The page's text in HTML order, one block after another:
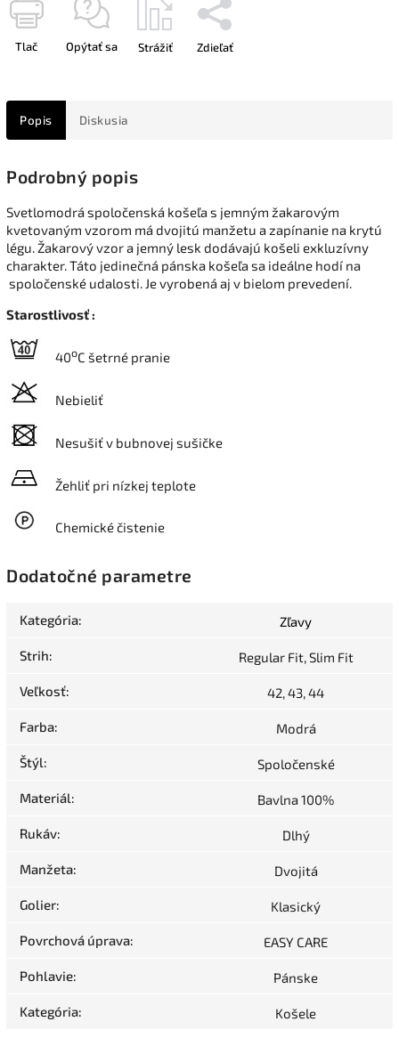
Tlač Opýtať sa Strážiť Zdieľať
Popis Diskusia
Podrobný popis
Svetlomodrá spoločenská košeľa s jemným žakarovým
kvetovaným vzorom má dvojitú manžetu a zapínanie na krytú
légu. Žakarový vzor a jemný lesk dodávajú košeli exkluzívny
charakter. Táto jedinečná pánska košeľa sa ideálne hodí na
spoločenské udalosti. Je vyrobená aj v bielom prevedení.
Starostlivosť :
40oC šetrné pranie
Nebieliť
Nesušiť v bubnovej sušičke
Žehliť pri nízkej teplote
Chemické čistenie
Dodatočné parametre
Kategória: Zľavy
Strih: Regular Fit, Slim Fit
Veľkosť: 42, 43, 44
Farba: Modrá
Štýl: Spoločenské
Materiál: Bavlna 100%
Rukáv: Dlhý
Manžeta: Dvojitá
Golier: Klasický
Povrchová úprava: EASY CARE
Pohlavie: Pánske
Kategória: Košele